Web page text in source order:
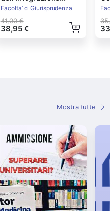
Europea Ed.2022
Facolta’ di Giurisprudenza
41,00 €
38,95 €
Mostra tutte